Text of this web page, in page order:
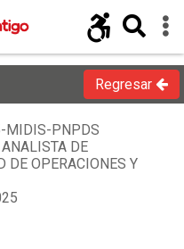
Regresar
MIDIS-PNPDS
DE
DE OPERACIONES Y